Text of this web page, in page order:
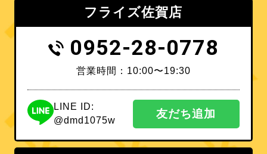
フライズ佐賀店
0952-28-0778
営業時間：10:00〜19:30
LINE ID:
@dmd1075w
友だち追加